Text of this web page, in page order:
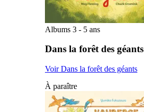
Albums 3 - 5 ans
Dans la forêt des géants
Voir Dans la forêt des géants
À paraître